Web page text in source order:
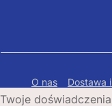
O nas Dostawa
Polityka
Twoje